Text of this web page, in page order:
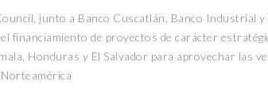
junto a Banco Cuscatlán, Banco Industrial
financiamiento de proyectos de carácter
Honduras y El Salvador para aprovechar las